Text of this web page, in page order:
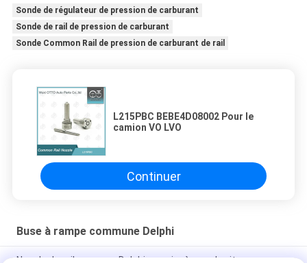
Sonde de régulateur de pression de carburant
Sonde de rail de pression de carburant
Sonde Common Rail de pression de carburant de rail
L215PBC BEBE4D08002 Pour le
camion VO LVO
Continuer
Buse à rampe commune Delphi
Nozzle de rail commun Delphi en acier à grande vitesse